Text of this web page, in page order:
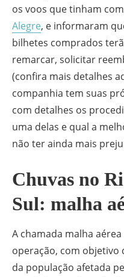
os voos que tinham
Alegre, e informaram
bilhetes comprados
remarcar, solicitar
(confira mais detalhes
companhia tem suas
com detalhes os
uma delas e qual a
não ter ainda mais
Chuvas no
Sul: malha
A chamada malha
operação, com objetivo
da população afetada